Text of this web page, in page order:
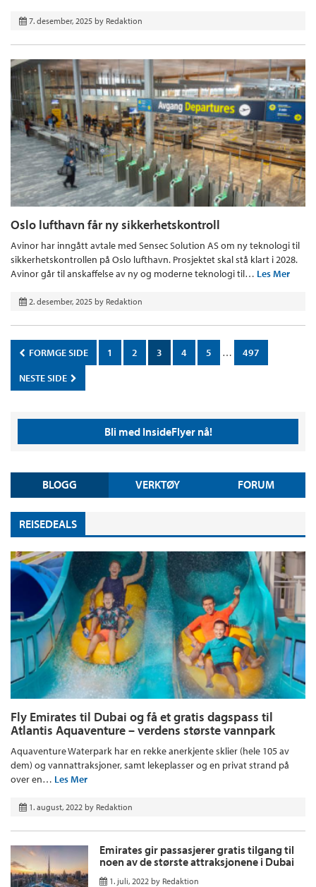
7. desember, 2025 by Redaktion
Oslo lufthavn får ny sikkerhetskontroll
Avinor har inngått avtale med Sensec Solution AS om ny teknologi til
sikkerhetskontrollen på Oslo lufthavn. Prosjektet skal stå klart i 2028.
Avinor går til anskaffelse av ny og moderne teknologi til… Les Mer
2. desember, 2025 by Redaktion
FORMGE SIDE 1 2 3 4 5 …
497
NESTE SIDE
Bli med InsideFlyer nå!
BLOGG VERKTØY FORUM
REISEDEALS
Fly Emirates til Dubai og få et gratis dagspass til
Atlantis Aquaventure – verdens største vannpark
Aquaventure Waterpark har en rekke anerkjente sklier (hele 105 av
dem) og vannattraksjoner, samt lekeplasser og en privat strand på
over en… Les Mer
1. august, 2022 by Redaktion
Emirates gir passasjerer gratis tilgang til
noen av de største attraksjonene i Dubai
1. juli, 2022 by Redaktion